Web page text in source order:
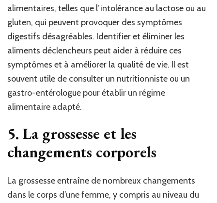
alimentaires, telles que l’intolérance au lactose ou au
gluten, qui peuvent provoquer des symptômes
digestifs désagréables. Identifier et éliminer les
aliments déclencheurs peut aider à réduire ces
symptômes et à améliorer la qualité de vie. Il est
souvent utile de consulter un nutritionniste ou un
gastro-entérologue pour établir un régime
alimentaire adapté.
5. La grossesse et les
changements corporels
La grossesse entraîne de nombreux changements
dans le corps d’une femme, y compris au niveau du